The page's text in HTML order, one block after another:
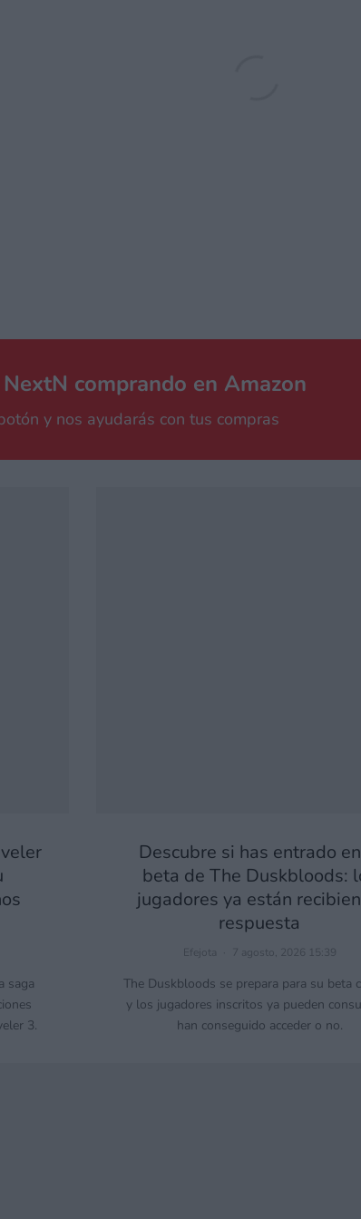
comprando en Amazon
y nos ayudarás con tus compras
saga
3.
Descubre si has entrado
beta de The Duskbloods:
jugadores ya están
respuesta
Efejota 7 agosto, 2026 15:39
The Duskbloods se prepara para su beta
y los jugadores inscritos ya pueden
han conseguido acceder o no.